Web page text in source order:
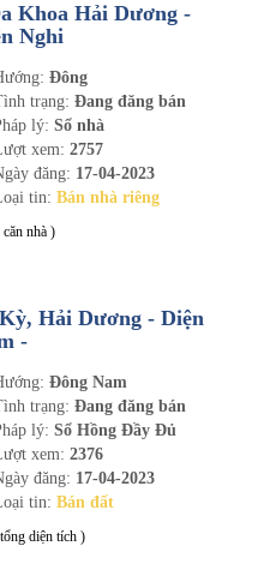
Khoa Hải Dương -
Nghi
Đông
trạng: Đang đăng bán
lý: Sổ nhà
xem: 2757
đăng: 17-04-2023
tin: Bán nhà riêng
nhà )
Hải Dương - Diện
-
Đông Nam
trạng: Đang đăng bán
lý: Sổ Hồng Đầy Đủ
xem: 2376
đăng: 17-04-2023
tin: Bán đất
diện tích )